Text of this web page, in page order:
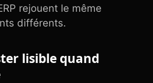
rejouent le même
différents.
lisible quand